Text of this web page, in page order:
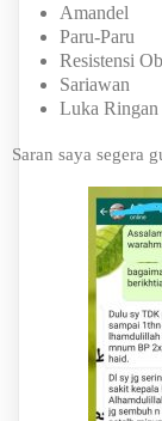
Amandel
Paru-Paru
Resistensi
Sariawan
Luka Ringan
Saran saya segera